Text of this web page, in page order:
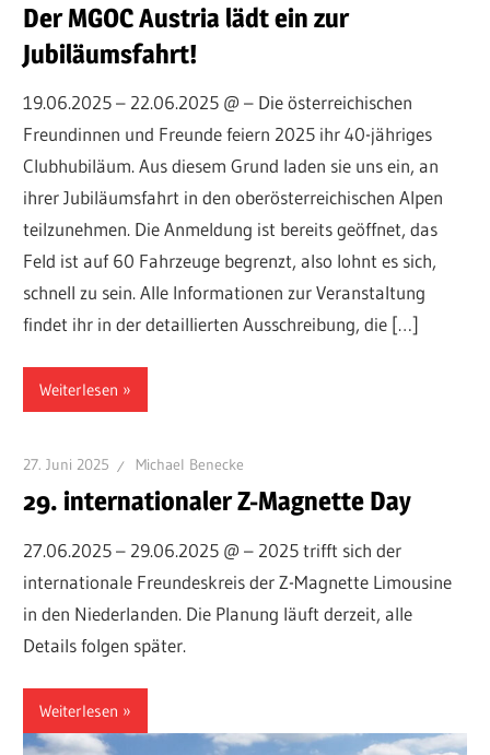
Der MGOC Austria lädt ein zur
Jubiläumsfahrt!
19.06.2025 – 22.06.2025 @ – Die österreichischen
Freundinnen und Freunde feiern 2025 ihr 40-jähriges
Clubhubiläum. Aus diesem Grund laden sie uns ein, an
ihrer Jubiläumsfahrt in den oberösterreichischen Alpen
teilzunehmen. Die Anmeldung ist bereits geöffnet, das
Feld ist auf 60 Fahrzeuge begrenzt, also lohnt es sich,
schnell zu sein. Alle Informationen zur Veranstaltung
findet ihr in der detaillierten Ausschreibung, die […]
Weiterlesen
27. Juni 2025 Michael Benecke
29. internationaler Z-Magnette Day
27.06.2025 – 29.06.2025 @ – 2025 trifft sich der
internationale Freundeskreis der Z-Magnette Limousine
in den Niederlanden. Die Planung läuft derzeit, alle
Details folgen später.
Weiterlesen